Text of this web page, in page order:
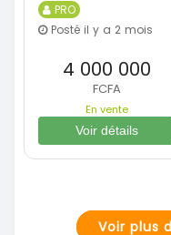
PRO
Posté il y a 2 mois
4 000 000
FCFA
En vente
Voir détails
Voir plus